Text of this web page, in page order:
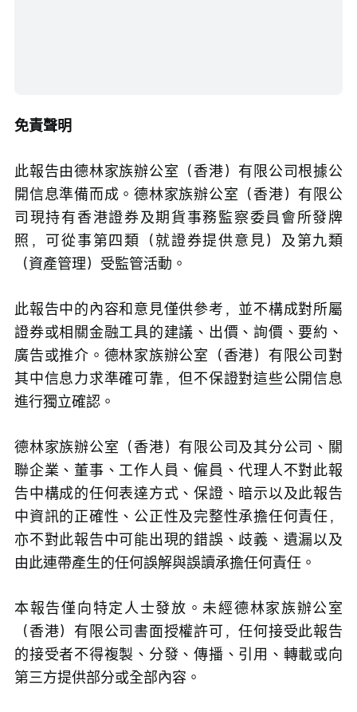
免責聲明
此報告由德林家族辦公室（香港）有限公司根據公
開信息準備而成。德林家族辦公室（香港）有限公
司現持有香港證券及期貨事務監察委員會所發牌
照，可從事第四類（就證券提供意見）及第九類
（資產管理）受監管活動。
此報告中的內容和意見僅供參考，並不構成對所屬
證券或相關金融工具的建議、出價、詢價、要約、
廣告或推介。德林家族辦公室（香港）有限公司對
其中信息力求準確可靠，但不保證對這些公開信息
進行獨立確認。
德林家族辦公室（香港）有限公司及其分公司、關
聯企業、董事、工作人員、僱員、代理人不對此報
告中構成的任何表達方式、保證、暗示以及此報告
中資訊的正確性、公正性及完整性承擔任何責任，
亦不對此報告中可能出現的錯誤、歧義、遺漏以及
由此連帶產生的任何誤解與誤讀承擔任何責任。
本報告僅向特定人士發放。未經德林家族辦公室
（香港）有限公司書面授權許可，任何接受此報告
的接受者不得複製、分發、傳播、引用、轉載或向
第三方提供部分或全部內容。